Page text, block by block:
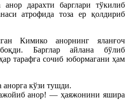
дарахти барглари тўкилиб
атрофида тоза ер қолдириб
Кимико анорнинг яланғоч
Барглар айлана бўлиб
тарафга сочиб юбормагани ҳам
анорга кўзи тушди.
анор! — ҳаяжонини яшира